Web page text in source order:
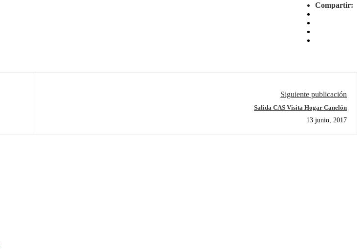
Compartir:
Siguiente publicación
Salida CAS Visita Hogar Canelón
13 junio, 2017